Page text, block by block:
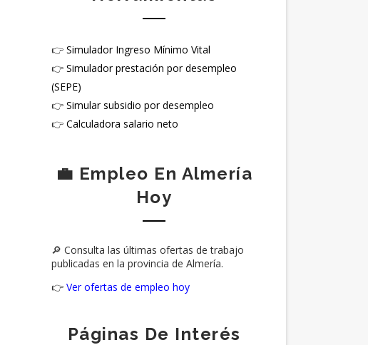
👉 Simulador Ingreso Mínimo Vital
👉 Simulador prestación por desempleo
(SEPE)
👉 Simular subsidio por desempleo
👉 Calculadora salario neto
💼 Empleo En Almería
Hoy
🔎 Consulta las últimas ofertas de trabajo
publicadas en la provincia de Almería.
👉 Ver ofertas de empleo hoy
Páginas De Interés